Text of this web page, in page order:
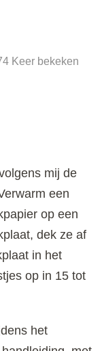
Keer bekeken
mij de
een
op een
dek ze af
in het
op in 15 tot
het